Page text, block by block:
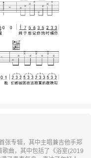
张专辑，其中主唱兼吉他手郑
曲，其中包括了《浴室(2019